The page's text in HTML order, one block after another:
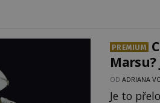
PREMIUM
ODADRIANA
Je to